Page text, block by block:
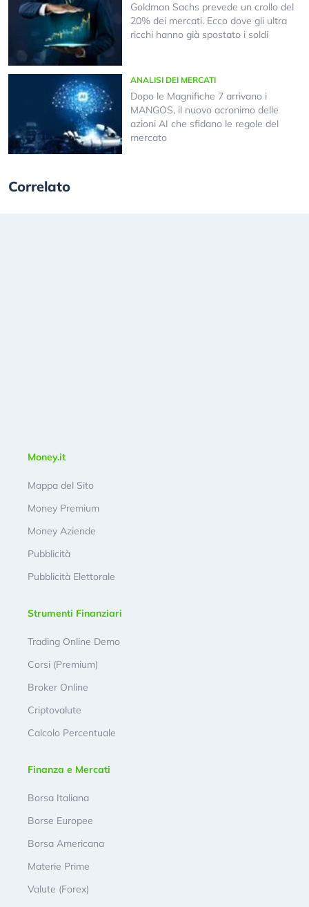
Goldman Sachs prevede un crollo del
20% dei mercati. Ecco dove gli ultra
ricchi hanno già spostato i soldi
ANALISI DEI MERCATI
Dopo le Magnifiche 7 arrivano i
MANGOS, il nuovo acronimo delle
azioni AI che sfidano le regole del
mercato
Correlato
Money.it
Mappa del Sito
Money Premium
Money Aziende
Pubblicità
Pubblicità Elettorale
Strumenti Finanziari
Trading Online Demo
Corsi (Premium)
Broker Online
Criptovalute
Calcolo Percentuale
Finanza e Mercati
Borsa Italiana
Borse Europee
Borsa Americana
Materie Prime
Valute (Forex)